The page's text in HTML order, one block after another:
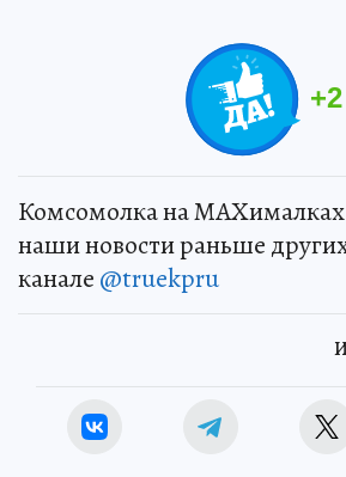
+2
Комсомолка на MAXималках
наши новости раньше
канале @truekpru